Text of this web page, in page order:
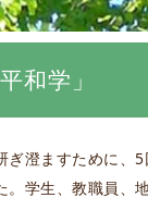
和学」
澄ますために、
学生、教職員、